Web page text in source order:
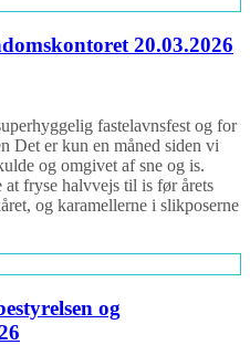
20.03.2026
fastelavnsfest og for
Det er kun en måned siden vi
og omgivet af sne og is.
at fryse halvvejs til is før årets
og karamellerne i slikposerne
og